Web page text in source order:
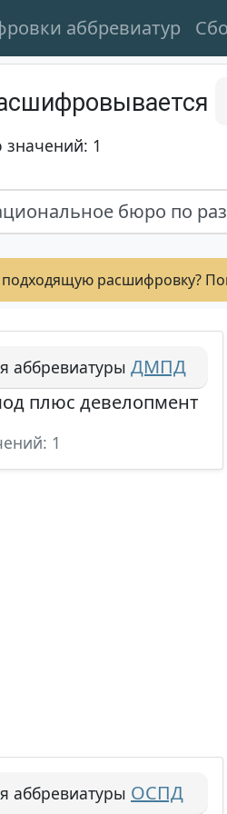
аббревиатур
1
бюро по
расшифровку?
аббревиатуры ДМПД
плюс девелопмент
1
аббревиатуры ОСПД